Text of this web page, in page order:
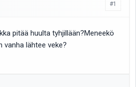
#1
pitää huulta tyhjillään?Meneekö
vanha lähtee veke?